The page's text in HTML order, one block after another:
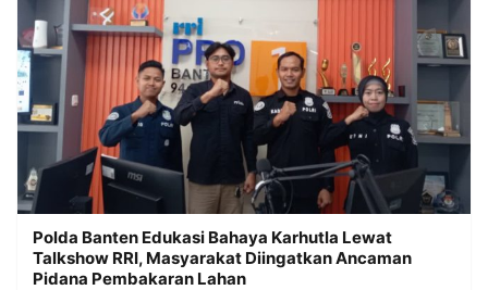
Polda Banten Edukasi Bahaya Karhutla Lewat
Talkshow RRI, Masyarakat Diingatkan Ancaman
Pidana Pembakaran Lahan